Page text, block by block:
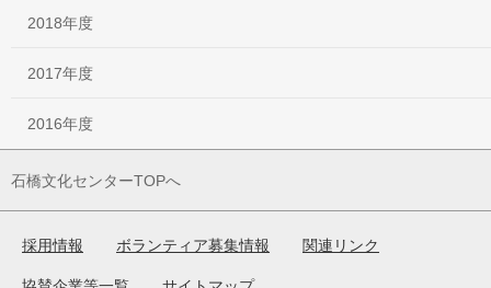
2018年度
2017年度
2016年度
石橋文化センターTOPへ
採用情報 ボランティア募集情報 関連リンク